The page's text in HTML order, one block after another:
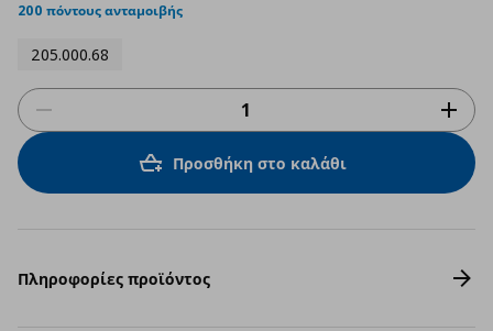
200 πόντους ανταμοιβής
205.000.68
Προσθήκη στο καλάθι
Πληροφορίες προϊόντος